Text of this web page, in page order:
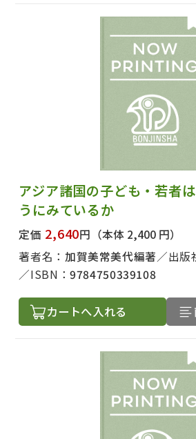
アジア諸国の子ども・若者
うにみているか
定価 2,640円 （本体 2,400 円）
著者名： 加賀美常美代編著 出版
ISBN：9784750339108
カートへ入れる